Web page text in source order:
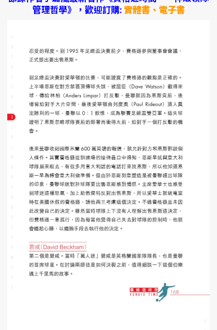
管理哲學》，歡迎訂購:實體書、電子書